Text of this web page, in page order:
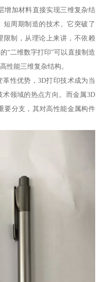
增加材料直接实现三维复杂结
周期制造的技术。它突破了
限制，从理论上来讲，不依赖
“二维数字打印”可以直接制造
性能三维复杂结构。
性优势，3D打印技术成为当
领域的热点方向。而金属3D
要分支，其对高性能金属构件